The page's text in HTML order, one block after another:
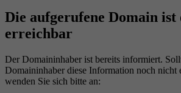
Die aufgerufene Domain
erreichbar
Der Domaininhaber ist bereits informiert.
Domaininhaber diese Information noch nicht
wenden Sie sich bitte an: